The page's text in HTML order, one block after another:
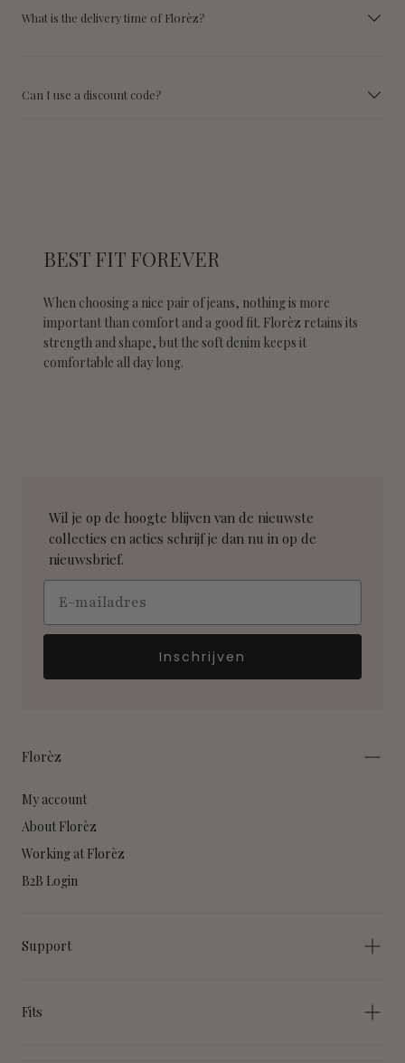
What is the delivery time of Florèz?
Can I use a discount code?
BEST FIT FOREVER
When choosing a nice pair of jeans, nothing is more
important than comfort and a good fit. Florèz retains its
strength and shape, but the soft denim keeps it
comfortable all day long.
Wil je op de hoogte blijven van de nieuwste
collecties en acties schrijf je dan nu in op de
nieuwsbrief.
Inschrijven
Florèz
My account
About Florèz
Working at Florèz
B2B Login
Support
Fits